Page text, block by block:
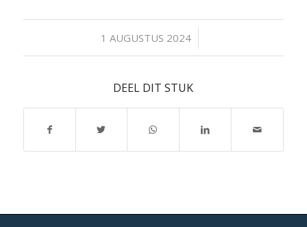
1 AUGUSTUS 2024
/
DEEL DIT STUK